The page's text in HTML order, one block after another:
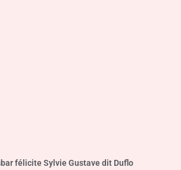
félicite Sylvie Gustave dit Duflo